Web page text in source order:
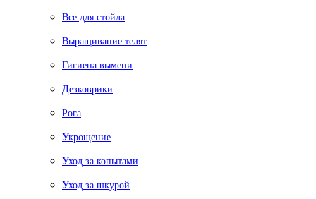
Все для стойла
Выращивание телят
Гигиена вымени
Дезковрики
Рога
Укрощение
Уход за копытами
Уход за шкурой